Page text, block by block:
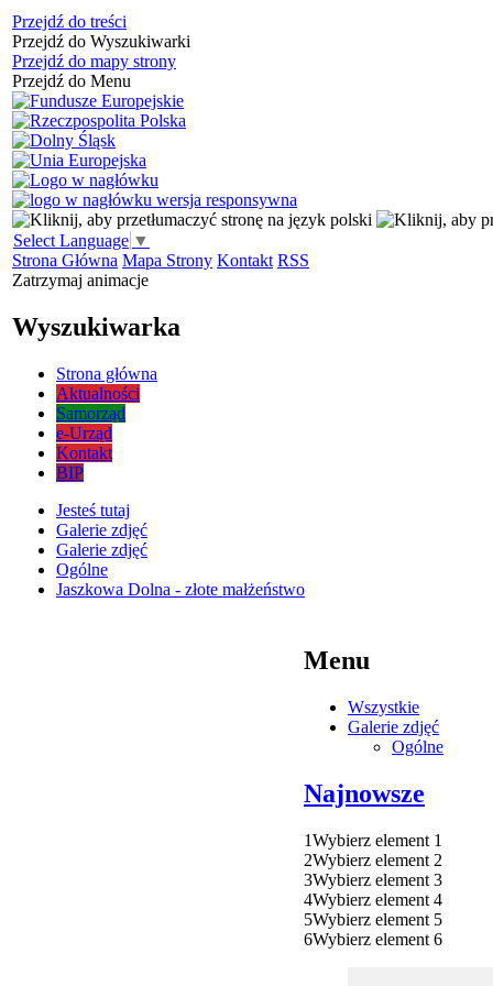
Przejdź do treści
Przejdź do Wyszukiwarki
Przejdź do mapy strony
Przejdź do Menu
Select Language ▼
Strona Główna Mapa Strony Kontakt RSS
Zatrzymaj animacje
Wyszukiwarka
Strona główna
Aktualności
Samorząd
e-Urząd
Kontakt
BIP
Jesteś tutaj
Galerie zdjęć
Galerie zdjęć
Ogólne
Jaszkowa Dolna - złote małżeństwo
Menu
Wszystkie
Galerie zdjęć
Ogólne
Najnowsze
1Wybierz element 1
2Wybierz element 2
3Wybierz element 3
4Wybierz element 4
5Wybierz element 5
6Wybierz element 6